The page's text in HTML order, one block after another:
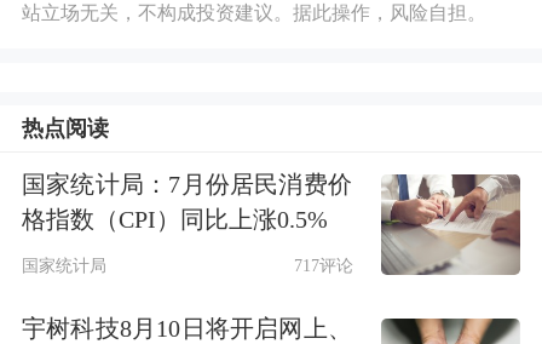
站立场无关，不构成投资建议。据此操作，风险自担。
热点阅读
国家统计局：7月份居民消费价
格指数（CPI）同比上涨0.5%
国家统计局 717评论
宇树科技8月10日将开启网上、